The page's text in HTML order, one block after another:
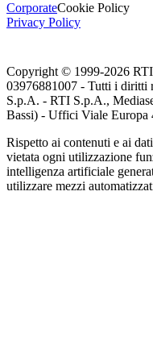
CorporateCookie Policy
Privacy Policy
Copyright © 1999-2026
03976881007 - Tutti i diritti
S.p.A. - RTI S.p.A.,
Bassi) - Uffici Viale Europa
Rispetto ai contenuti e ai
vietata ogni utilizzazione
intelligenza artificiale
utilizzare mezzi